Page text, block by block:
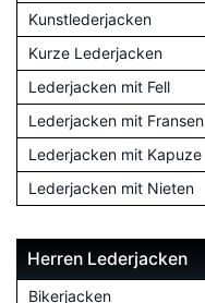
Kunstlederjacken
Kurze Lederjacken
Lederjacken mit Fell
Lederjacken mit Fransen
Lederjacken mit Kapuze
Lederjacken mit Nieten
Herren Lederjacken
Bikerjacken